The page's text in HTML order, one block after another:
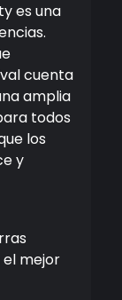
es una
cuenta
amplia
todos
los
y
mejor